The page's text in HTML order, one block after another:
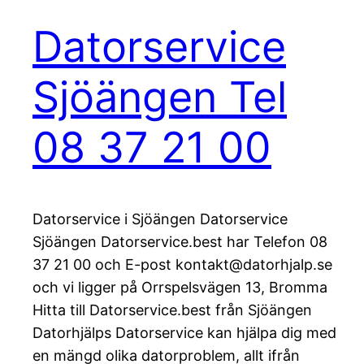
Datorservice
Sjöängen Tel
08 37 21 00
Datorservice i Sjöängen Datorservice
Sjöängen Datorservice.best har Telefon 08
37 21 00 och E-post kontakt@datorhjalp.se
och vi ligger på Orrspelsvägen 13, Bromma
Hitta till Datorservice.best från Sjöängen
Datorhjälps Datorservice kan hjälpa dig med
en mängd olika datorproblem, allt ifrån